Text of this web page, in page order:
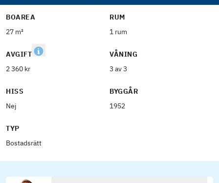
BOAREA
27 m²
RUM
1 rum
AVGIFT
2 360 kr
VÅNING
3 av 3
HISS
Nej
BYGGÅR
1952
TYP
Bostadsrätt